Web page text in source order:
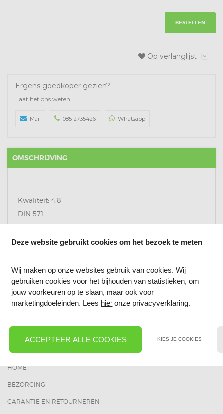
BESTELLEN
Op verlanglijst
Ergens goedkoper gezien?
Laat het ons weten!
Mail 085-2735426 Whatsapp
OMSCHRIJVING
Kwaliteit: 4.8
DIN 571
REVIEWS
MENU
HOME
BEZORGING
GARANTIE EN RETOURNEREN
Deze website gebruikt cookies om het bezoek te meten
Wij maken op onze websites gebruik van cookies. Wij
gebruiken cookies voor het bijhouden van statistieken, om
jouw voorkeuren op te slaan, maar ook voor
marketingdoeleinden. Lees hier onze privacyverklaring.
ACCEPTEER ALLE COOKIES KIES JE COOKIES